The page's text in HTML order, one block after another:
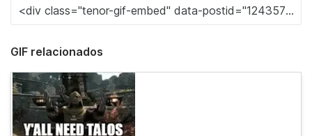
GIF relacionados